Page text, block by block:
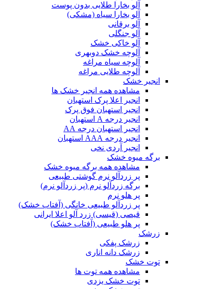
آلو بخارا طلایی بدون پوست
آلو بخارا سیاه (مشکی)
آلو برقانی
آلو جنگلی
آلو خاکی خشک
آلوچه خشک دوبهری
آلوچه سیاه مراغه
آلوچه طلایی مراغه
انجیر خشک
مشاهده همه انجیر خشک ها
انجیر اعلا پرک استهبان
انجیر استهبان فوق پرک
انجیر درجه A استهبان
انجیر استهبان درجه AA
انجیر درجه AAA استهبان
انجیر آردی نخی
برگه میوه خشک
مشاهده همه برگه میوه خشک
پر زردآلو نرم گوشتی طبیعی
برگه زردآلو نرم (پر زردآلو نرم)
پر هلو نرم
پر زردآلو طبیعی خانگی (آفتاب خشک)
قیصی (قیسی) زرد آلو اعلا ایرانی
پر هلو طبیعی (آفتاب خشک)
زرشک
زرشک پفکی
زرشک دانه اناری
توت خشک
مشاهده همه توت ها
توت خشک یزدی